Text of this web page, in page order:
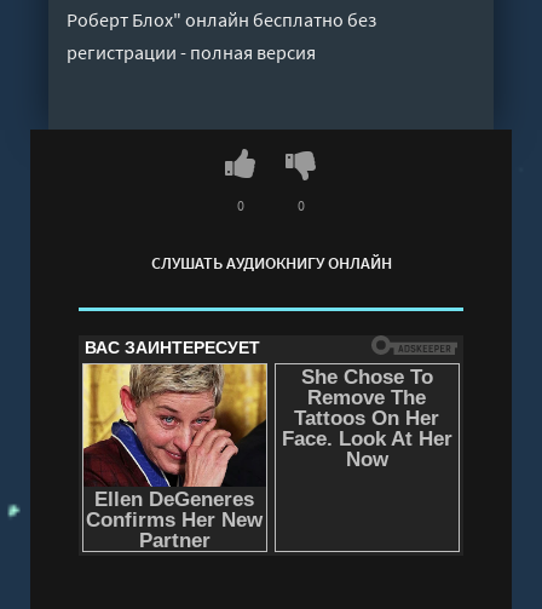
Роберт Блох" онлайн бесплатно без
регистрации - полная версия
СЛУШАТЬ АУДИОКНИГУ ОНЛАЙН
0 0